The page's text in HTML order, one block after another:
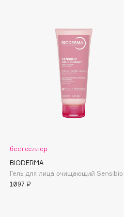
Boadicea The Victorious
by TERRY
BY WISHTREND
Byredo
бестселлер
BIODERMA
Гель для лица очищающий Sensibio
1097 ₽